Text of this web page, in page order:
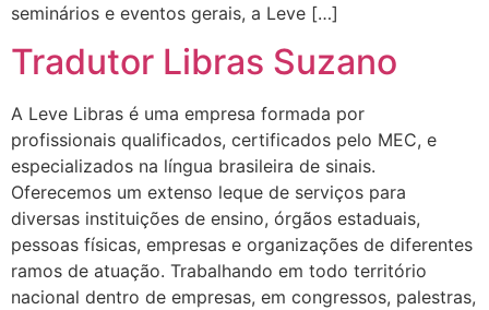
seminários e eventos gerais, a Leve […]
Tradutor Libras Suzano
A Leve Libras é uma empresa formada por
profissionais qualificados, certificados pelo MEC, e
especializados na língua brasileira de sinais.
Oferecemos um extenso leque de serviços para
diversas instituições de ensino, órgãos estaduais,
pessoas físicas, empresas e organizações de diferentes
ramos de atuação. Trabalhando em todo território
nacional dentro de empresas, em congressos, palestras,